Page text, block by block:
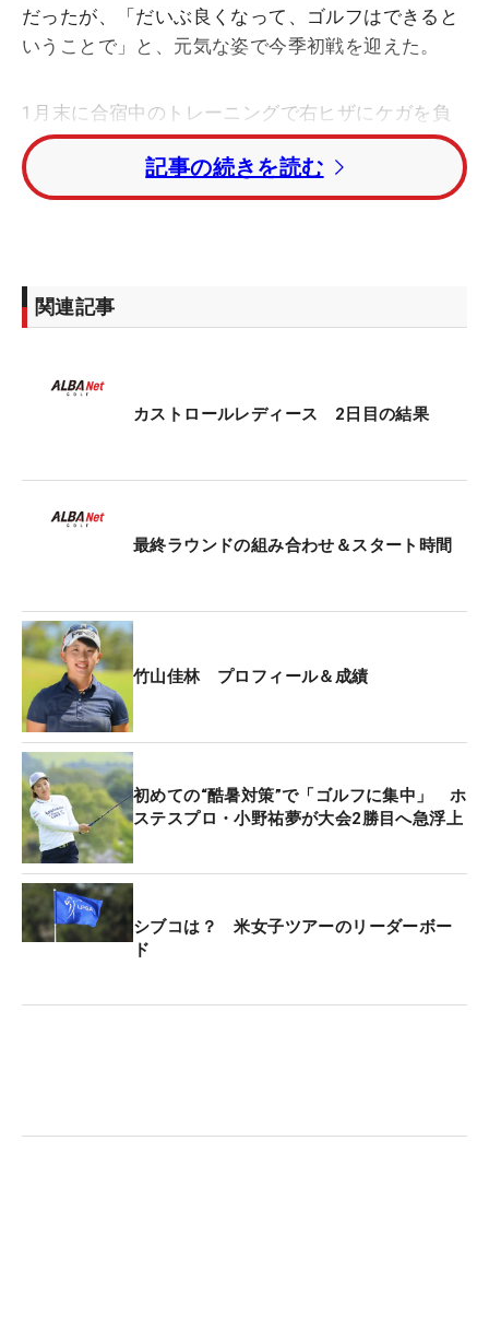
だったが、「だいぶ良くなって、ゴルフはできると
いうことで」と、元気な姿で今季初戦を迎えた。
1月末に合宿中のトレーニングで右ヒザにケガを負
った。腫れや違和感が続き、診察をしたところ前十
字靭帯損傷と診断。そして「先生もゴルフでこのケ
ガは前例がなかったようで、いつ復帰できるか分か
会でツアー出場が叶い、「だいぶ早い復帰で、自分
の回復力にびっくりです」と快調をアピールする。
昨年11月以来の実戦がこの猛暑となれば、体力的に
も少しの心配があったのも本音だが、「カートに乗
われ、笑顔もこぼれる。
ド選手のみのため、竹山は適用ならず。今季の出場
資格はQTランク131位で、下部のステップ・アッ
プ・ツアーが主戦場。そして今季からステップでも
賞金ランキングによるリランキング（出場優先順位
の見直し）が実施されることから、「1試合でも多
く試合に出たい」という焦る思いもあった。予定か
ら1カ月前倒しで復帰できたことについても、「本
当によかった」と胸をなでおろす。
「ギャラリーさんがいないですけど、最初の方は緊
張しましたね。試合はとっても楽しいです」と初日
は1オーバー。2日目は「70」をマークし、トータル
記事の続きを読む
関連記事
カストロールレディース 2日目の結果
最終ラウンドの組み合わせ＆スタート時間
竹山佳林 プロフィール＆成績
初めての“酷暑対策”で「ゴルフに集中」 ホ
ステスプロ・小野祐夢が大会2勝目へ急浮上
シブコは？ 米女子ツアーのリーダーボー
ド